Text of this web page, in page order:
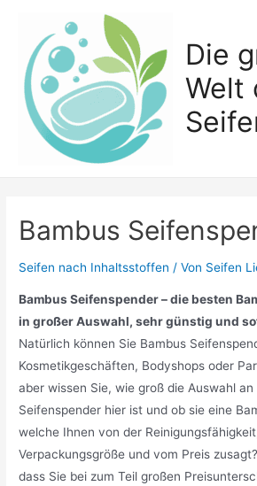
springen
Die
Welt
Bambus
Seifen nach Inhaltsstoffen / Von Seifen
Bambus Seifenspender – die besten
in großer Auswahl, sehr günstig und
Natürlich können Sie Bambus
Kosmetikgeschäften, Bodyshops oder
aber wissen Sie, wie groß die Auswahl an
Seifenspender hier ist und ob sie eine
welche Ihnen von der
Verpackungsgröße und vom Preis
dass Sie bei zum Teil großen